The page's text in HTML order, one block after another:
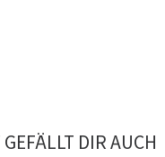
DIR AUCH